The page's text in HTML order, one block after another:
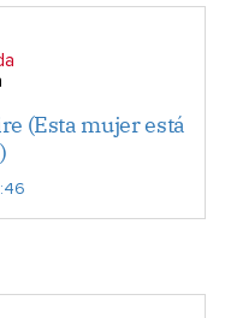
(Esta mujer está